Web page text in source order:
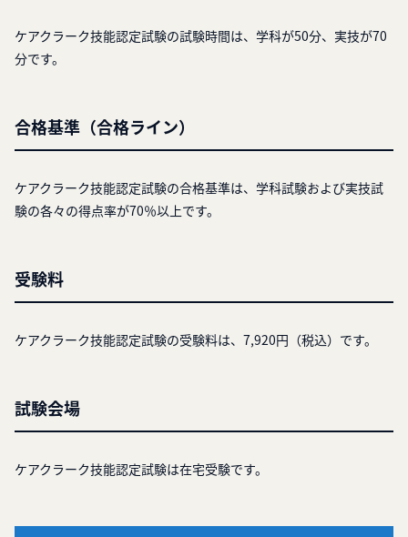
ケアクラーク技能認定試験の試験時間は、学科が50分、実技が70
分です。
合格基準（合格ライン）
ケアクラーク技能認定試験の合格基準は、学科試験および実技試
験の各々の得点率が70％以上です。
受験料
ケアクラーク技能認定試験の受験料は、7,920円（税込）です。
試験会場
ケアクラーク技能認定試験は在宅受験です。